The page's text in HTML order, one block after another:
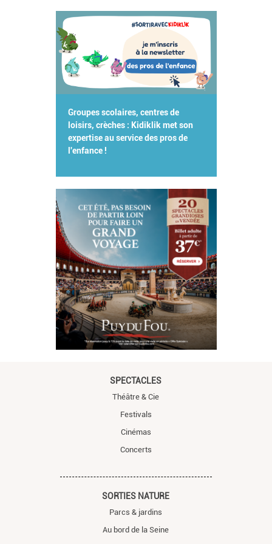
Groupes scolaires, centres de
loisirs, crèches : Kidiklik met son
expertise au service des pros de
l'enfance !
SPECTACLES
Théâtre & Cie
Festivals
Cinémas
Concerts
SORTIES NATURE
Parcs & jardins
Au bord de la Seine